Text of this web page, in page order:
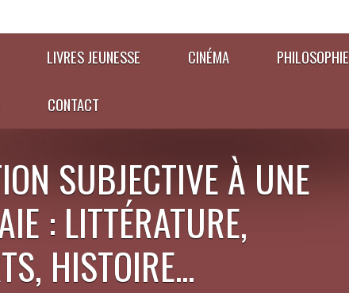
LIVRES JEUNESSE CINÉMA PHILOSOPHIE
CONTACT
SUBJECTIVE À UNE
: LITTÉRATURE,
HISTOIRE...